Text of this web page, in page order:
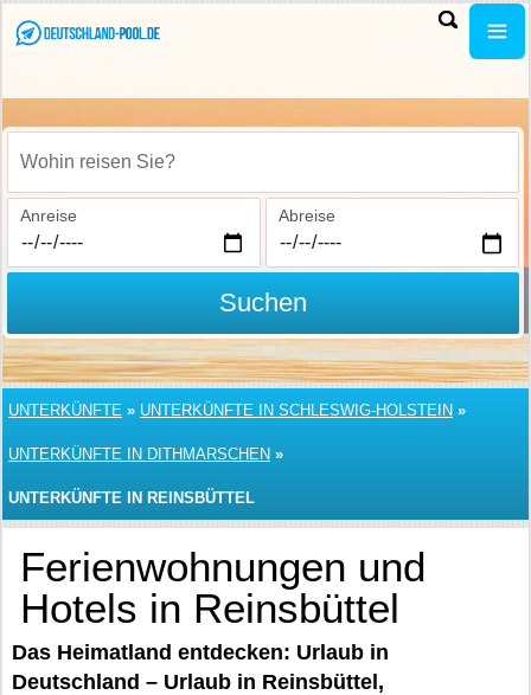
Wohin reisen Sie?
Anreise Abreise
Suchen
UNTERKÜNFTE » UNTERKÜNFTE IN SCHLESWIG-HOLSTEIN »
UNTERKÜNFTE IN DITHMARSCHEN »
UNTERKÜNFTE IN REINSBÜTTEL
Ferienwohnungen und
Hotels in Reinsbüttel
Das Heimatland entdecken: Urlaub in
Deutschland – Urlaub in Reinsbüttel,